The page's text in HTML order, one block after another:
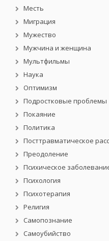
Месть
Миграция
Мужество
Мужчина и женщина
Мультфильмы
Наука
Оптимизм
Подростковые проблемы
Покаяние
Политика
Посттравматическое
Преодоление
Психическое
Психология
Психотерапия
Религия
Самопознание
Самоубийство